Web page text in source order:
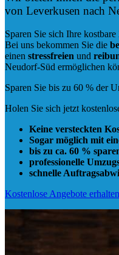
von Leverkusen nach
Sparen Sie sich Ihre
Bei uns bekommen Sie die
einen stressfreien und
Neudorf-Süd ermöglichen
Sparen Sie bis zu 60 % der
Holen Sie sich jetzt
Keine versteckten
Sogar möglich mit
bis zu ca. 60 %
professionelle
schnelle
Kostenlose Angebote erhalten